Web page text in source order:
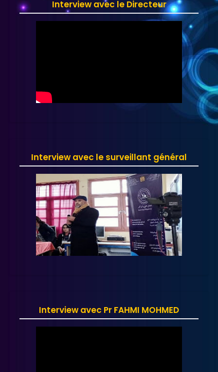
Interview avec le Directeur
Interview avec le surveillant général
Interview avec Pr FAHMI MOHMED